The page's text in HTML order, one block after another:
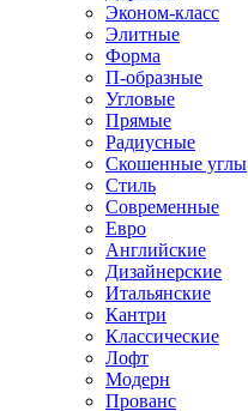
Эконом-класс
Элитные
Форма
П-образные
Угловые
Прямые
Радиусные
Скошенные углы
Стиль
Современные
Евро
Английские
Дизайнерские
Итальянские
Кантри
Классические
Лофт
Модерн
Прованс